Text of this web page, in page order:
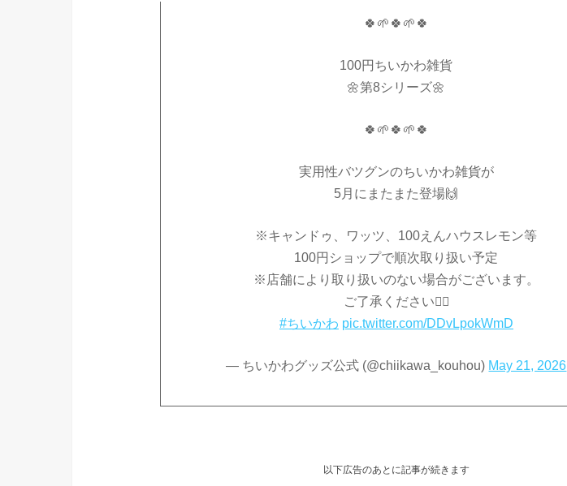
🍀🌱🍀🌱🍀
100円ちいかわ雑貨
🌼第8シリーズ🌼
🍀🌱🍀🌱🍀
実用性バツグンのちいかわ雑貨が
5月にまたまた登場🙌
※キャンドゥ、ワッツ、100えんハウスレモン等
100円ショップで順次取り扱い予定
※店舗により取り扱いのない場合がございます。
ご了承ください🙇‍♀️
#ちいかわ pic.twitter.com/DDvLpokWmD
— ちいかわグッズ公式 (@chiikawa_kouhou) May 21, 2026
以下広告のあとに記事が続きます